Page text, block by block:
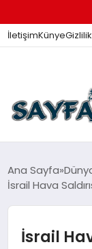
İletişimKünye
ANA SAYFA
Ana Sayfa
İsrail Hava
İsrail